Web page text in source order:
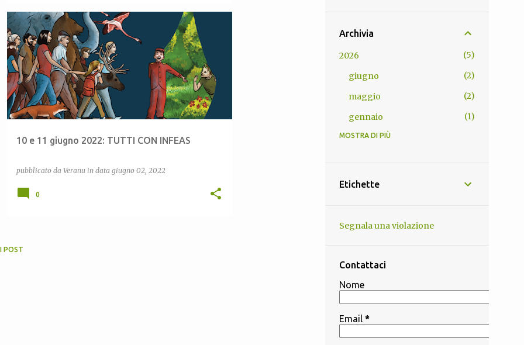
10 e 11 giugno 2022: TUTTI CON INFEAS
pubblicato da Veranu in data giugno 02, 2022
CEAS LULA CEAS SARDEGNA
0
POST
Archivia
2026
5
giugno
2
maggio
2
gennaio
1
2025
ottobre
agosto
giugno
maggio
aprile
2024
1
MOSTRA DI PIÙ
Etichette
Segnala una violazione
Contattaci
Nome
Email *